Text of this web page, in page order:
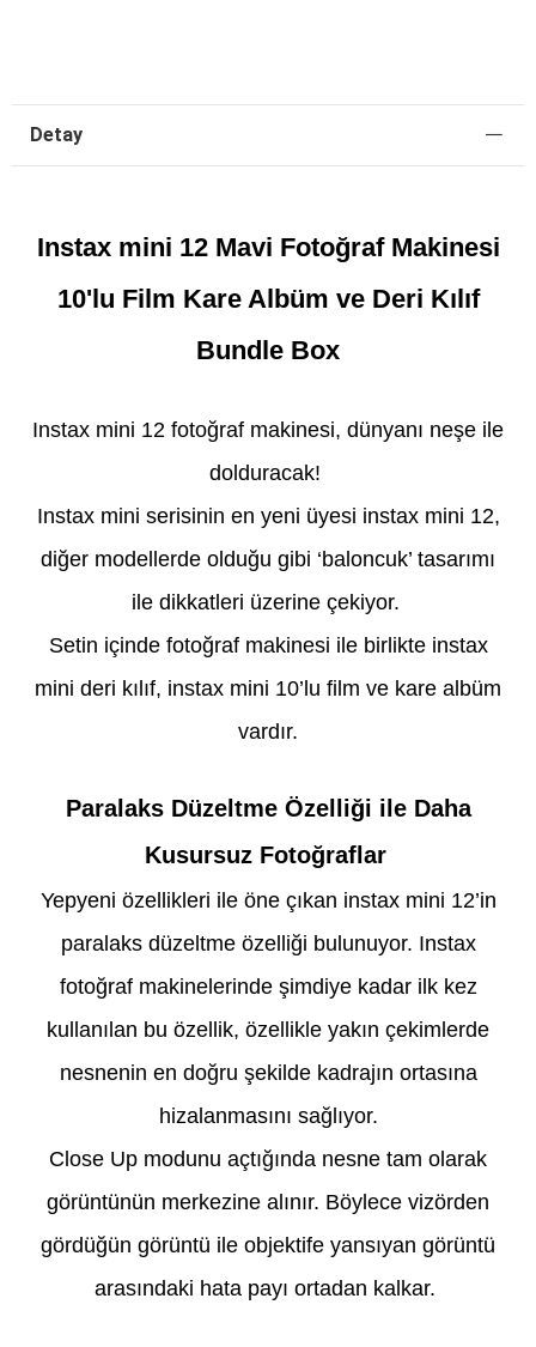
Detay
Instax mini 12 Mavi Fotoğraf Makinesi
10'lu Film Kare Albüm ve Deri Kılıf
Bundle Box
Instax mini 12 fotoğraf makinesi, dünyanı neşe ile
dolduracak!
Instax mini serisinin en yeni üyesi instax mini 12,
diğer modellerde olduğu gibi ‘baloncuk’ tasarımı
ile dikkatleri üzerine çekiyor.
Setin içinde fotoğraf makinesi ile birlikte instax
mini deri kılıf, instax mini 10’lu film ve kare albüm
vardır.
Paralaks Düzeltme Özelliği ile Daha
Kusursuz Fotoğraflar
Yepyeni özellikleri ile öne çıkan instax mini 12’in
paralaks düzeltme özelliği bulunuyor. Instax
fotoğraf makinelerinde şimdiye kadar ilk kez
kullanılan bu özellik, özellikle yakın çekimlerde
nesnenin en doğru şekilde kadrajın ortasına
hizalanmasını sağlıyor.
Close Up modunu açtığında nesne tam olarak
görüntünün merkezine alınır. Böylece vizörden
gördüğün görüntü ile objektife yansıyan görüntü
arasındaki hata payı ortadan kalkar.